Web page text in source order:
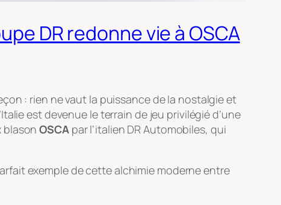
DR redonne vie à OSCA
: rien ne vaut la puissance de la nostalgie et
est devenue le terrain de jeu privilégié d’une
blasonOSCApar l’italien DR Automobiles, qui
exemple de cette alchimie moderne entre